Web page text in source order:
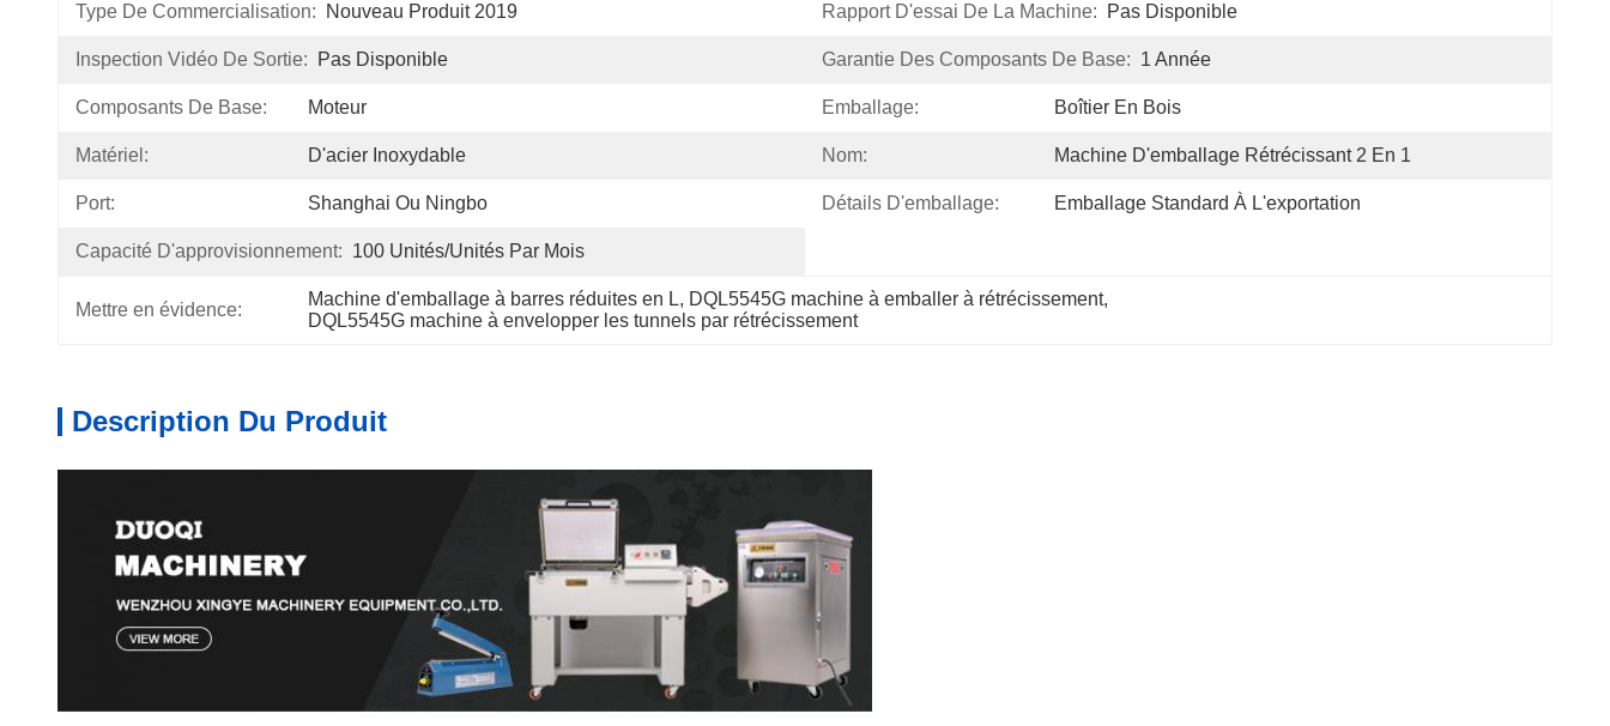
Type De Commercialisation: Nouveau Produit 2019 Rapport D'essai De La Machine: Pas Disponible
Inspection Vidéo De Sortie: Pas Disponible Garantie Des Composants De Base: 1 Année
Composants De Base: Moteur Emballage: Boîtier En Bois
Matériel: D'acier Inoxydable Nom: Machine D'emballage Rétrécissant 2 En 1
Port: Shanghai Ou Ningbo Détails D'emballage: Emballage Standard À L'exportation
Capacité D'approvisionnement: 100 Unités/unités Par Mois
Mettre en évidence:
Machine d'emballage à barres réduites en L, DQL5545G machine à emballer à rétrécissement,
DQL5545G machine à envelopper les tunnels par rétrécissement
Description Du Produit